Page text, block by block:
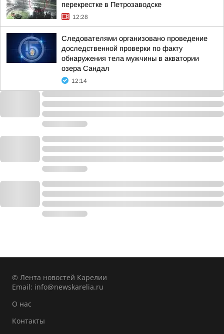
перекрестке в Петрозаводске
12:28
Следователями организовано проведение
доследственной проверки по факту
обнаружения тела мужчины в акватории
озера Сандал
12:14
© Лента новостей Карелии
Email: info@newskarelia.ru
О нас
Контакты